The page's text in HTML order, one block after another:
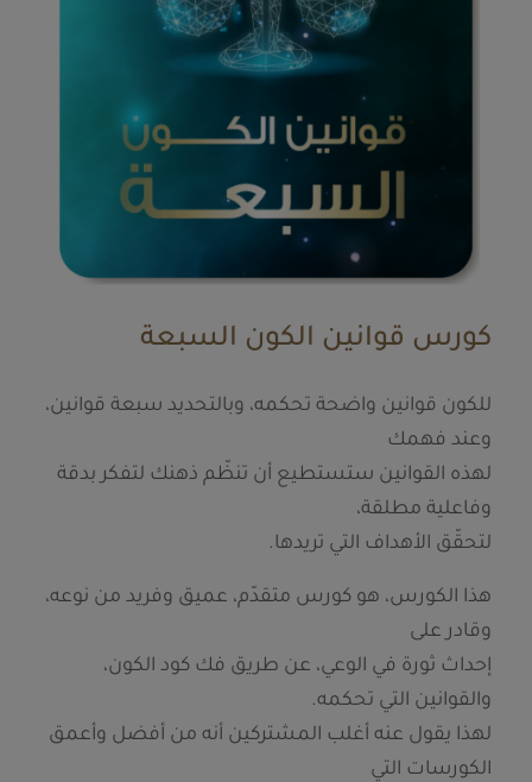
كورس قوانين الكون السبعة
للكون قوانين واضحة تحكمه، وبالتحديد سبعة قوانين،
وعند فهمك
لهذه القوانين ستستطيع أن تنظّم ذهنك لتفكر بدقة
وفاعلية مطلقة،
لتحقّق الأهداف التي تريدها.
هذا الكورس، هو كورس متقدّم، عميق وفريد من نوعه،
وقادر على
إحداث ثورة في الوعي، عن طريق فك كود الكون،
والقوانين التي تحكمه.
لهذا يقول عنه أغلب المشتركين أنه من أفضل وأعمق
الكورسات التي